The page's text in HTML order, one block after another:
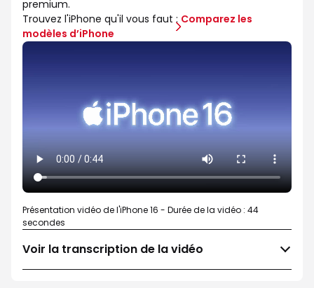
premium.
Trouvez l'iPhone qu'il vous faut : Comparez les
modèles d’iPhone
Présentation vidéo de l'iPhone 16 - Durée de la vidéo : 44
secondes
Voir la transcription de la vidéo